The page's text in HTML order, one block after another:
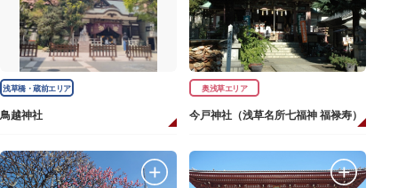
浅草橋・蔵前エリア
鳥越神社
奥浅草エリア
今戸神社（浅草名所七福神 福禄寿）